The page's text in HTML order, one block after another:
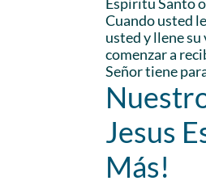
Cuando usted
usted y llene
comenzar a
Señor tiene
Jesus
Más!